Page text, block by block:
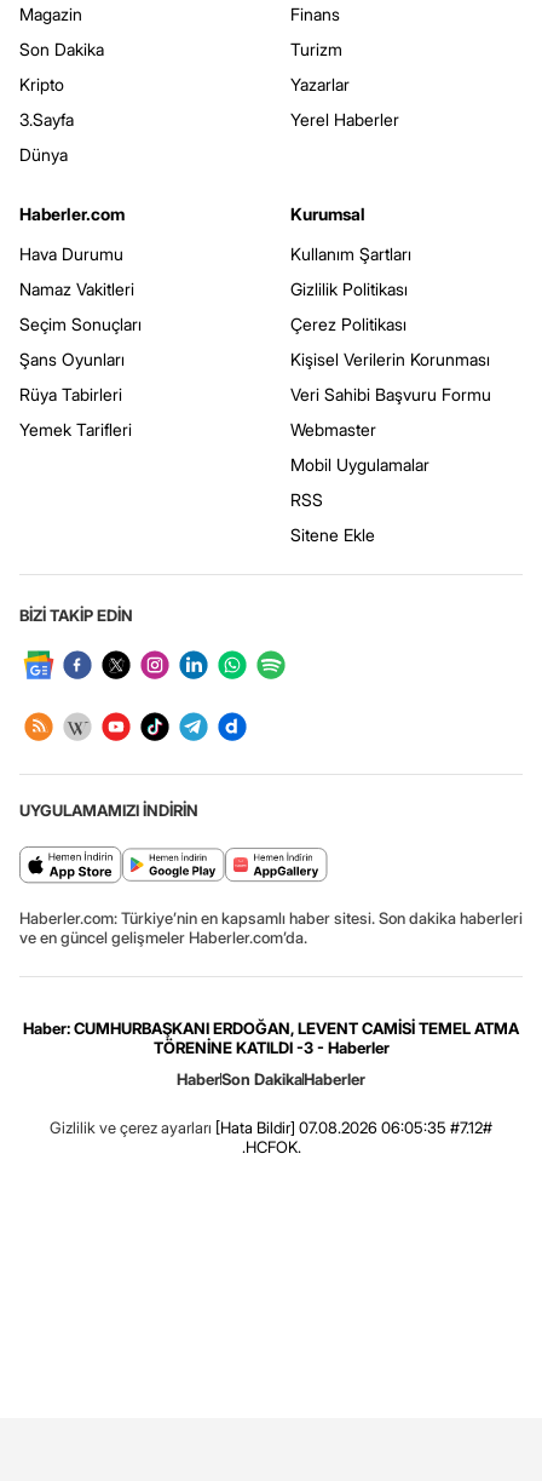
Magazin
Son Dakika
Kripto
3.Sayfa
Dünya
Finans
Turizm
Yazarlar
Yerel Haberler
Haberler.com
Hava Durumu
Namaz Vakitleri
Seçim Sonuçları
Şans Oyunları
Rüya Tabirleri
Yemek Tarifleri
Kurumsal
Kullanım Şartları
Gizlilik Politikası
Çerez Politikası
Kişisel Verilerin Korunması
Veri Sahibi Başvuru Formu
Webmaster
Mobil Uygulamalar
RSS
Sitene Ekle
BİZİ TAKİP EDİN
UYGULAMAMIZI İNDİRİN
Haberler.com: Türkiye’nin en kapsamlı haber sitesi. Son dakika haberleri
ve en güncel gelişmeler Haberler.com’da.
Haber: CUMHURBAŞKANI ERDOĞAN, LEVENT CAMİSİ TEMEL ATMA
TÖRENİNE KATILDI -3 - Haberler
HaberSon DakikaHaberler
Gizlilik ve çerez ayarları [Hata Bildir] 07.08.2026 06:05:35 #7.12#
.HCFOK.